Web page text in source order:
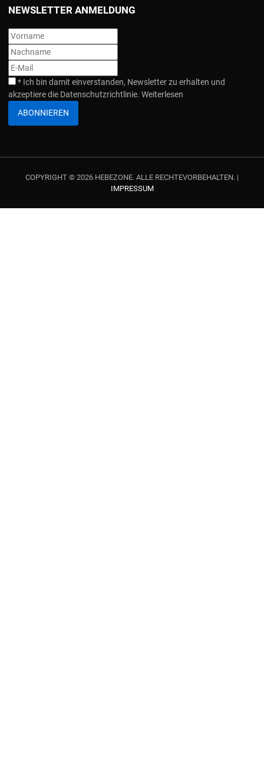
NEWSLETTER ANMELDUNG
* Ich bin damit einverstanden, Newsletter zu erhalten und
akzeptiere die Datenschutzrichtlinie. Weiterlesen
ABONNIEREN
COPYRIGHT © 2026 HEBEZONE. ALLE RECHTEVORBEHALTEN. |
IMPRESSUM